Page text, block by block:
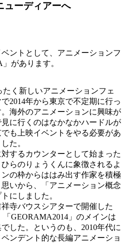
ューディアーへ
ントとして、アニメーションフ
があります。
く新しいアニメーションフェ
2014年から東京で不定期に行っ
海外のアニメーションに興味が
に行くのはなかなかハードルが
も上映イベントをやる必要があ
た。
するカウンターとして始まった
らのりょうくんに象徴されるよ
の枠からははみ出す作家を積極
いから、「アニメーション概念
にしました。
寺バウスシアターで開催した
「GEORAMA2014」のメインは
した。というのも、2010年代に
ンデント的な長編アニメーショ